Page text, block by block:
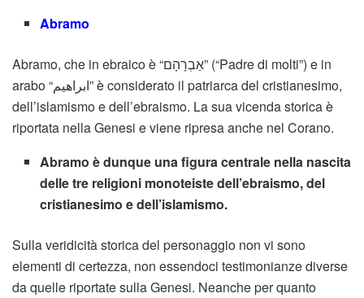
Abramo
Abramo, che in ebraico è “אַבְרָהָם” (“Padre di molti”) e in
arabo “ابراهيم” è considerato il patriarca del cristianesimo,
dell’islamismo e dell’ebraismo. La sua vicenda storica è
riportata nella Genesi e viene ripresa anche nel Corano.
Abramo è dunque una figura centrale nella nascita
delle tre religioni monoteiste dell’ebraismo, del
cristianesimo e dell’islamismo.
Sulla veridicità storica del personaggio non vi sono
elementi di certezza, non essendoci testimonianze diverse
da quelle riportate sulla Genesi. Neanche per quanto